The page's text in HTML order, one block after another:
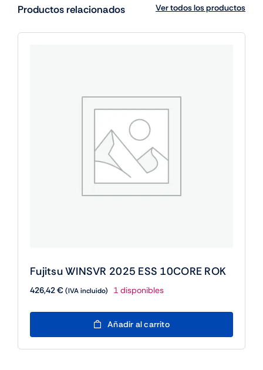
Productos relacionados Ver todos los productos
Fujitsu WINSVR 2025 ESS 10CORE ROK
426,42€(IVA incluido) 1 disponibles
Fujitsu
WINSVR
Añadir al carrito